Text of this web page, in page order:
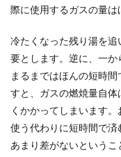
際に使用するガスの量は
冷たくなった残り湯を
要とします。逆に、一
まるまではほんの短時
すと、ガスの燃焼量自
くかかってしまいます
使う代わりに短時間で
あまり差がないというこ